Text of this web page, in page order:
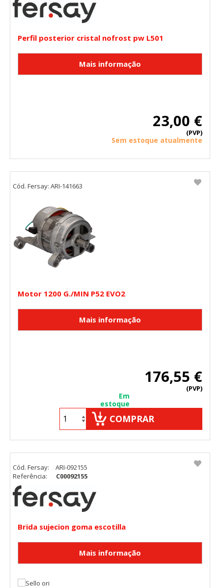
Perfil posterior cristal nofrost pw L501
23,00 €
(PVP)
Sem estoque atualmente
Motor 1200 G./MIN P52 EVO2
176,55 €
(PVP)
Em
estoque
COMPRAR
Cód. Fersay: ARI-141663
Brida sujecion goma escotilla
Cód. Fersay:
ARI-092155
Referência:
C00092155
COOKIELEGALFERSAY, VSF904, PHPSESSID, wp-settings-1,
wp-settings-time-1, _evCo, _evCoLT
Cookies de rendimiento
Estas cookies nos permiten contar las visitas y fuentes de
tráfico para poder evaluar el rendimiento de nuestro sitio y
_utma,_utmb,_utmc,_utmz,_utmt,_utmz,_atuvc,_atuvs, _ga,
sitio por nuestros socios publicitarios. Pueden ser
utilizadas por esas empresas para crear un perfil de sus
intereses y mostrarle anuncios relevantes en otros sitios.
que se basan en la identificación única de su navegador y
dispositivo de Internet.
Cookies Utilizadas:
_evAd, _evCoupon, _evSubscription, _evPromt
Puedes volver a configurar tus cookies desde la sección